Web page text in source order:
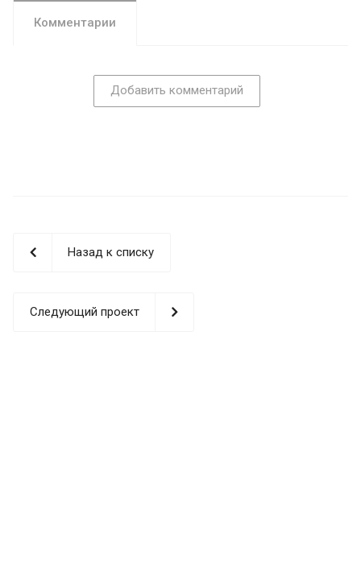
Комментарии
Добавить комментарий
Назад к списку
Следующий проект